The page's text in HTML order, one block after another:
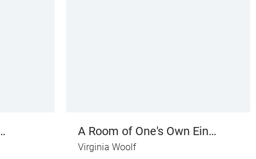
A Room of One's Own Ein
Zimmer für sich allein
Virginia Woolf